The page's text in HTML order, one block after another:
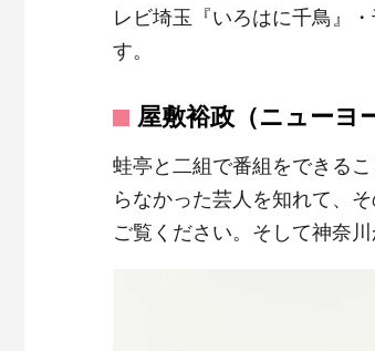
レビ埼玉『いろはに千鳥』
す。
屋敷裕政（ニューヨ
蛙亭と二組で番組をできる
らなかった芸人を知れて、
ご覧ください。そして神奈